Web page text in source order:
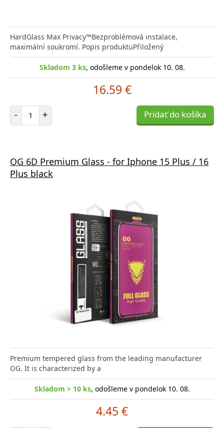
HardGlass Max Privacy™Bezproblémová instalace,
maximální soukromí. Popis produktuPřiložený
Skladom 3 ks, odošleme v pondelok 10. 08.
16.59 €
- Počet položiek
+ Pridať do košíka
OG 6D Premium Glass - for Iphone 15 Plus / 16
Plus black
Premium tempered glass from the leading manufacturer
OG. It is characterized by a
Skladom > 10 ks, odošleme v pondelok 10. 08.
4.45 €